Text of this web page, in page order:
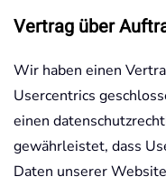
Vertrag über
Wir haben einen
Usercentrics
einen
gewährleistet, dass
Daten unserer